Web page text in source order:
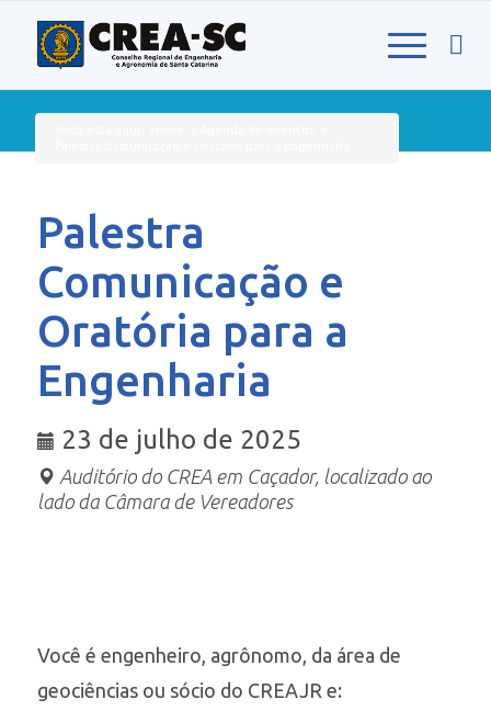
Palestra
Comunicação e
Oratória para a
Engenharia
23 de julho de 2025
Auditório do CREA em Caçador, localizado ao
lado da Câmara de Vereadores
Você é engenheiro, agrônomo, da área de
geociências ou sócio do CREAJR e: